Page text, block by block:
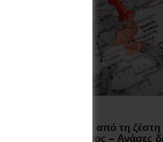
“Έλιωσε” από τη
Χερσόνησος – Ανάσες